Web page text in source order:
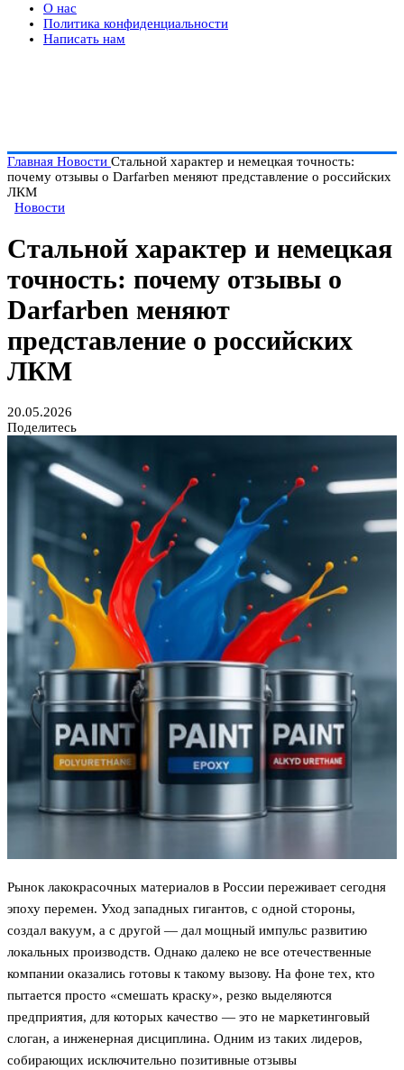
О нас
Политика конфиденциальности
Написать нам
Главная Новости Стальной характер и немецкая точность:
почему отзывы о Darfarben меняют представление о российских
ЛКМ
Новости
Стальной характер и немецкая
точность: почему отзывы о
Darfarben меняют
представление о российских
ЛКМ
20.05.2026
Поделитесь
Рынок лакокрасочных материалов в России переживает сегодня
эпоху перемен. Уход западных гигантов, с одной стороны,
создал вакуум, а с другой — дал мощный импульс развитию
локальных производств. Однако далеко не все отечественные
компании оказались готовы к такому вызову. На фоне тех, кто
пытается просто «смешать краску», резко выделяются
предприятия, для которых качество — это не маркетинговый
слоган, а инженерная дисциплина. Одним из таких лидеров,
собирающих исключительно позитивные отзывы